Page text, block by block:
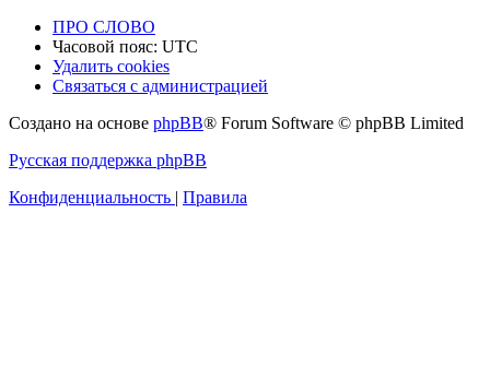
ПРО СЛОВО
Часовой пояс: UTC
Удалить cookies
Связаться с администрацией
Создано на основе phpBB® Forum Software © phpBB Limited
Русская поддержка phpBB
Конфиденциальность | Правила